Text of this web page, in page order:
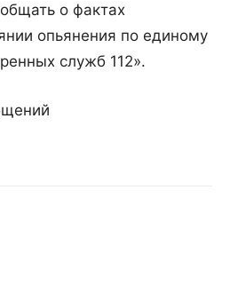
о фактах
опьянения по единому
служб 112».